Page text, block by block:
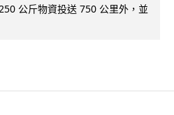
公斤物資投送 750 公里外，並